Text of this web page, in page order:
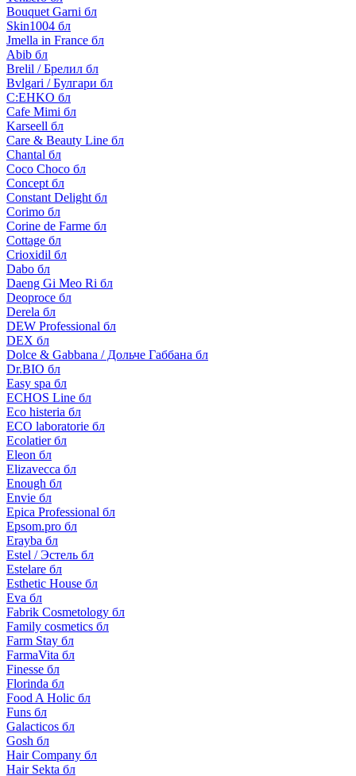
Bouquet Garni бл
Skin1004 бл
Jmella in France бл
Abib бл
Brelil / Брелил бл
Bvlgari / Булгари бл
C:EHKO бл
Cafe Mimi бл
Karseell бл
Care & Beauty Line бл
Chantal бл
Coco Choco бл
Concept бл
Constant Delight бл
Corimo бл
Corine de Farme бл
Cottage бл
Crioxidil бл
Dabo бл
Daeng Gi Meo Ri бл
Deoproce бл
Derela бл
DEW Professional бл
DEX бл
Dolce & Gabbana / Дольче Габбана бл
Dr.BIO бл
Easy spa бл
ECHOS Line бл
Eco histeria бл
ECO laboratorie бл
Ecolatier бл
Eleon бл
Elizavecca бл
Enough бл
Envie бл
Epica Professional бл
Epsom.pro бл
Erayba бл
Estel / Эстель бл
Estelare бл
Esthetic House бл
Eva бл
Fabrik Cosmetology бл
Family cosmetics бл
Farm Stay бл
FarmaVita бл
Finesse бл
Florinda бл
Food A Holic бл
Funs бл
Galacticos бл
Gosh бл
Hair Company бл
Hair Sekta бл